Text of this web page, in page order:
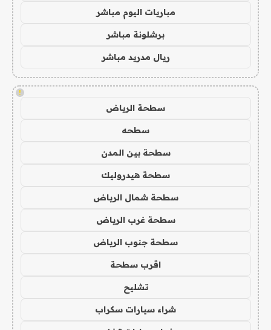
مباريات اليوم مباشر
برشلونة مباشر
ريال مدريد مباشر
!
سطحة الرياض
سطحه
سطحة بين المدن
سطحة هيدروليك
سطحة شمال الرياض
سطحة غرب الرياض
سطحة جنوب الرياض
اقرب سطحة
تشليح
شراء سيارات سكراب